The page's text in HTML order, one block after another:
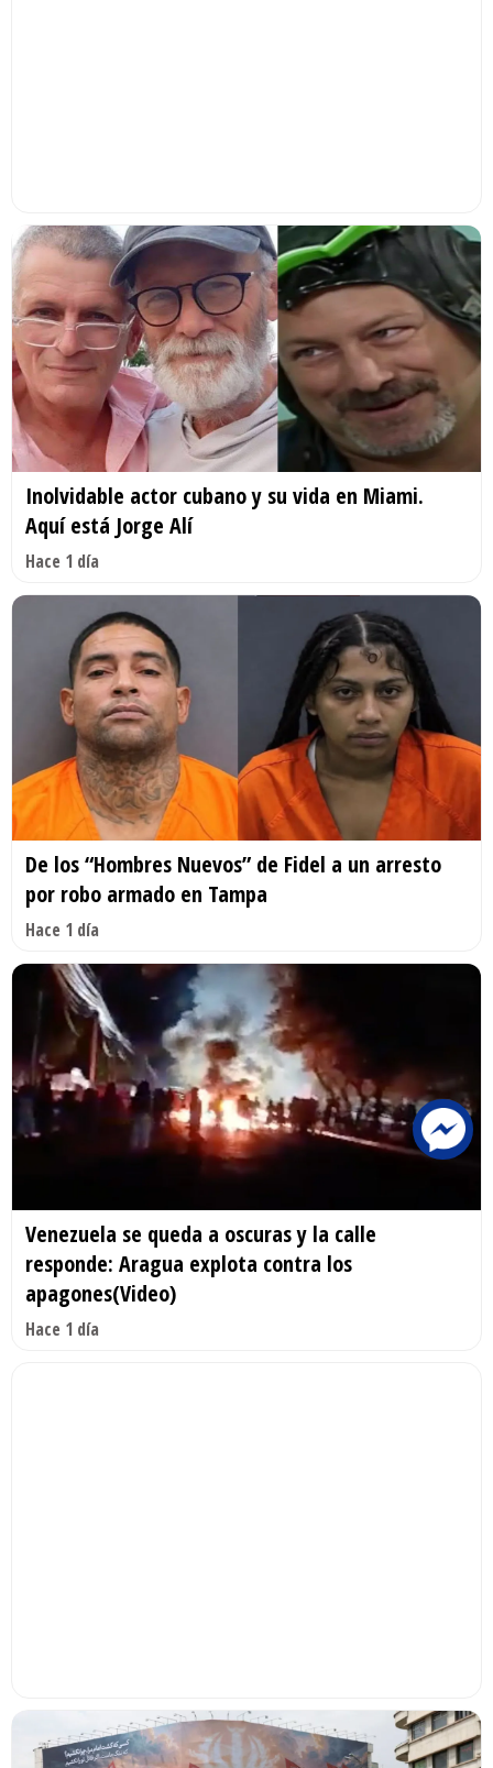
Inolvidable actor cubano y su vida en Miami.
Aquí está Jorge Alí
Hace 1 día
De los “Hombres Nuevos” de Fidel a un arresto
por robo armado en Tampa
Hace 1 día
Venezuela se queda a oscuras y la calle
responde: Aragua explota contra los
apagones(Video)
Hace 1 día